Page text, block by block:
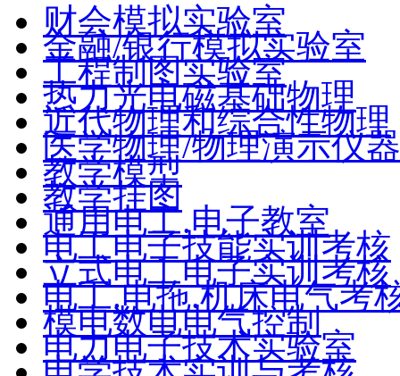
财会模拟实验室
金融/银行模拟实验室
工程制图实验室
热力光电磁基础物理
近代物理和综合性物理
医学物理/物理演示仪器
教学模型
教学挂图
通用电工.电子教室
电工电子技能实训考核
立式电工电子实训考核
电工.电拖.机床电气考
模电数电电气控制
电力电子技术实验室